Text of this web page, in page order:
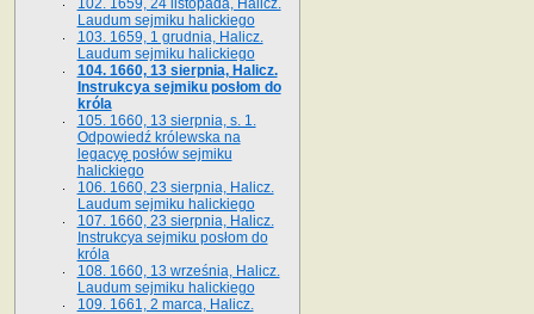
102. 1659, 24 listopada, Halicz.
Laudum sejmiku halickiego
103. 1659, 1 grudnia, Halicz.
Laudum sejmiku halickiego
104. 1660, 13 sierpnia, Halicz.
Instrukcya sejmiku posłom do
króla
105. 1660, 13 sierpnia, s. 1.
Odpowiedź królewska na
legacyę posłów sejmiku
halickiego
106. 1660, 23 sierpnia, Halicz.
Laudum sejmiku halickiego
107. 1660, 23 sierpnia, Halicz.
Instrukcya sejmiku posłom do
króla
108. 1660, 13 września, Halicz.
Laudum sejmiku halickiego
109. 1661, 2 marca, Halicz.